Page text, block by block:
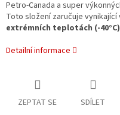
Petro-Canada a super
Toto složení zaručuje vynikající
extrémních teplotách (-
Detailní informace
ZEPTAT SE SDÍLET